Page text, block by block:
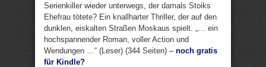
Serienkiller wieder unterwegs, der damals Stoiks
Ehefrau tötete? Ein knallharter Thriller, der auf den
dunklen, eiskalten Straßen Moskaus spielt. „… ein
hochspannender Roman, voller Action und
Wendungen …“ (Leser) (344 Seiten) – noch gratis
für Kindle?